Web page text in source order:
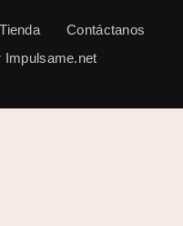
Tienda
Contáctanos
Impulsame.net